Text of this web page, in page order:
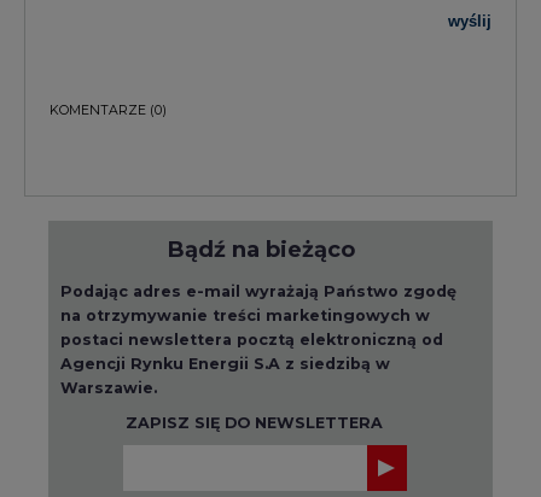
Podając adres e-mail wyrażają Państwo zgodę
na otrzymywanie treści marketingowych w
postaci newslettera pocztą elektroniczną od
Agencji Rynku Energii S.A z siedzibą w
Warszawie.
ZAPISZ SIĘ DO NEWSLETTERA
Więcej informacji dotyczących przetwarzania